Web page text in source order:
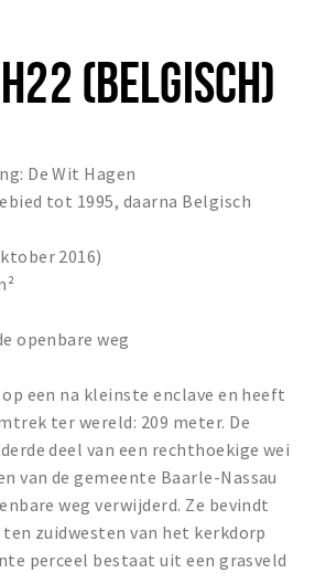
(BELGISCH)
De Wit Hagen
tot 1995, daarna Belgisch
2016)
openbare weg
een na kleinste enclave en heeft
ter wereld: 209 meter. De
deel van een rechthoekige wei
van de gemeente Baarle-Nassau
weg verwijderd. Ze bevindt
zuidwesten van het kerkdorp
perceel bestaat uit een grasveld